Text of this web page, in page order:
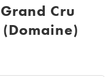
Cru